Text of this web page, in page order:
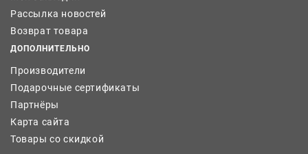
Рассылка новостей
Возврат товара
ДОПОЛНИТЕЛЬНО
Производители
Подарочные сертификаты
Партнёры
Карта сайта
Товары со скидкой